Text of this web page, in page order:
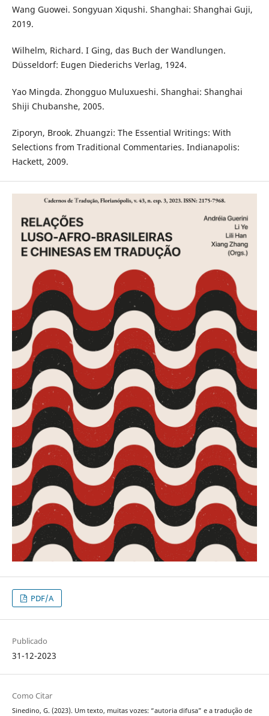
Wang Guowei. Songyuan Xiqushi. Shanghai: Shanghai Guji,
2019.
Wilhelm, Richard. I Ging, das Buch der Wandlungen.
Düsseldorf: Eugen Diederichs Verlag, 1924.
Yao Mingda. Zhongguo Muluxueshi. Shanghai: Shanghai
Shiji Chubanshe, 2005.
Ziporyn, Brook. Zhuangzi: The Essential Writings: With
Selections from Traditional Commentaries. Indianapolis:
Hackett, 2009.
PDF/A
Publicado
31-12-2023
Como Citar
Sinedino, G. (2023). Um texto, muitas vozes: “autoria difusa” e a tradução de